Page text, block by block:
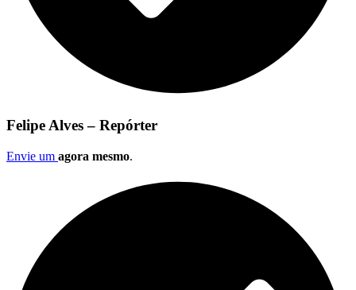
Felipe Alves – Repórter
Envie um agora mesmo.